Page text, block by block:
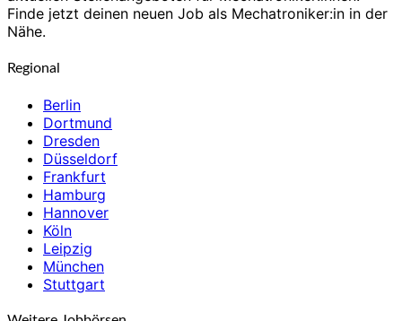
Finde jetzt deinen neuen Job als Mechatroniker:in in der
Nähe.
Regional
Berlin
Dortmund
Dresden
Düsseldorf
Frankfurt
Hamburg
Hannover
Köln
Leipzig
München
Stuttgart